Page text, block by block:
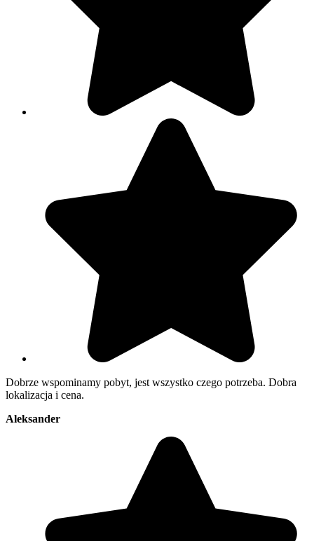
Dobrze wspominamy pobyt, jest wszystko czego potrzeba. Dobra
lokalizacja i cena.
Aleksander